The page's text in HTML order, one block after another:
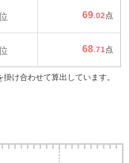
69 .02点
68 .71 点
け合わせて算出しています。